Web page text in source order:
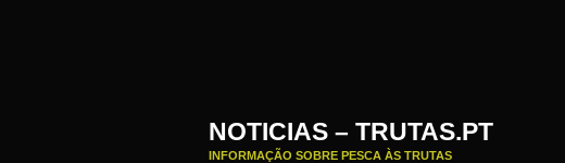
NOTICIAS – TRUTAS.PT
INFORMAÇÃO SOBRE PESCA ÀS TRUTAS